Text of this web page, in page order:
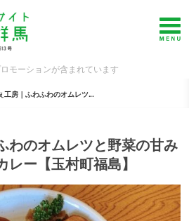
モーションが含まれています
工房｜ふわふわのオムレツ...
わのオムレツと野菜の甘み
ー【玉村町福島】